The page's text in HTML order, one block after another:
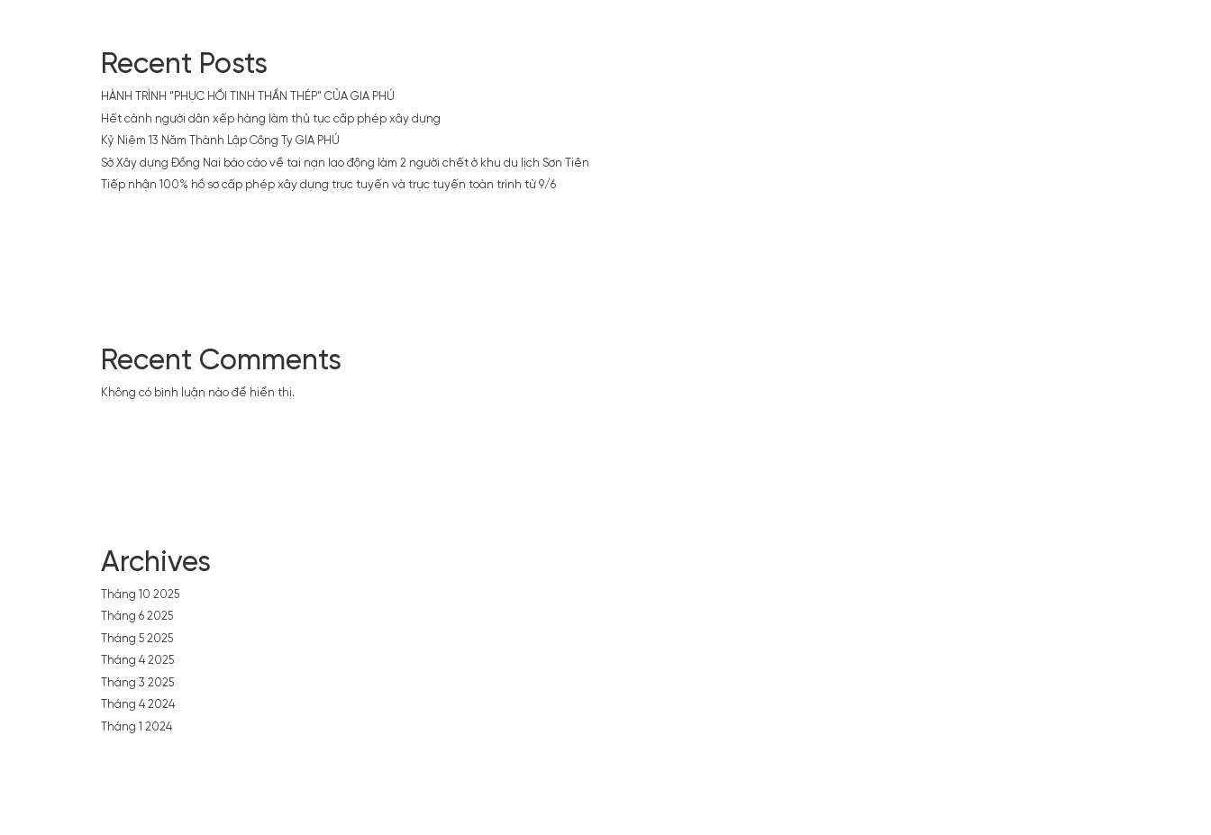
nhà
ở
hội
Recent Posts
HÀNH TRÌNH “PHỤC HỒI TINH THẦN THÉP” CỦA GIA PHÚ
Hết cảnh người dân xếp hàng làm thủ tục cấp phép xây dựng
Kỷ Niệm 13 Năm Thành Lập Công Ty GIA PHÚ
Sở Xây dựng Đồng Nai báo cáo về tai nạn lao động làm 2 người chết ở khu du lịch Sơn Tiên
Tiếp nhận 100% hồ sơ cấp phép xây dựng trực tuyến và trực tuyến toàn trình từ 9/6
Recent Comments
Không có bình luận nào để hiển thị.
Archives
Tháng 10 2025
Tháng 6 2025
Tháng 5 2025
Tháng 4 2025
Tháng 3 2025
Tháng 4 2024
Tháng 1 2024